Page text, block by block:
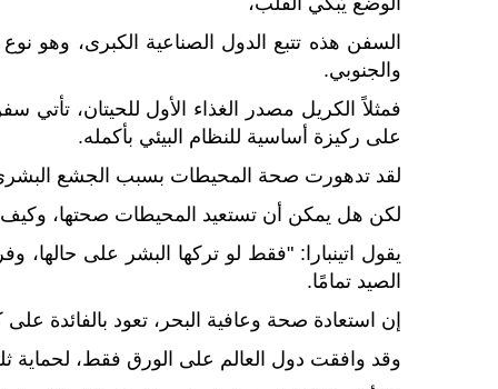
السفن هذه تتبع الدول الصناعية الكبرى، وهو
والجنوبي.
فمثلاً الكريل مصدر الغذاء الأول للحيتان، تأتي
على ركيزة أساسية للنظام البيئي بأكمله.
لقد تدهورت صحة المحيطات بسبب الجشع
لكن هل يمكن أن تستعيد المحيطات صحتها،
يقول اتينبارا: "فقط لو تركها البشر على حالها،
الصيد تمامًا.
إن استعادة صحة وعافية البحر، تعود بالفائدة
وقد وافقت دول العالم على الورق فقط، لحماية